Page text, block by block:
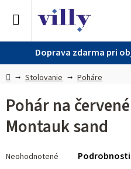
Doprava zdarma pri
DomovStolovanie Poháre
Pohár na
Montauk sand
hodnotenie
Neohodnotené